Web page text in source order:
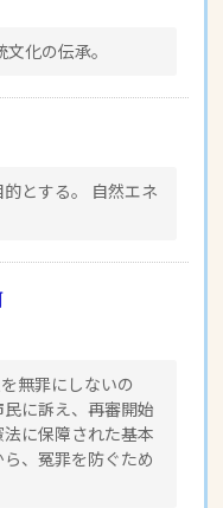
化の伝承。
とする。 自然エネ
無罪にしないの
に訴え、再審開始
に保障された基本
、冤罪を防ぐため